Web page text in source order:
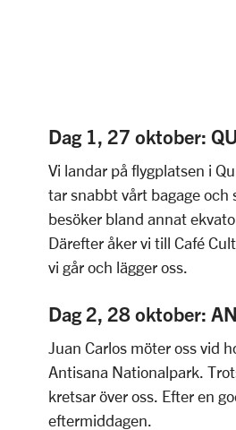
Dag 1, 27 oktober:
Vi landar på flygplatsen i
tar snabbt vårt bagage och
besöker bland annat
Därefter åker vi till Café
vi går och lägger oss.
Dag 2, 28 oktober:
Juan Carlos möter oss vid
Antisana Nationalpark.
kretsar över oss. Efter en
eftermiddagen.